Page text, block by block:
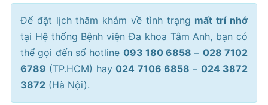
Để đặt lịch thăm khám về tình trạng mất trí nhớ
tại Hệ thống Bệnh viện Đa khoa Tâm Anh, bạn có
thể gọi đến số hotline 093 180 6858 – 028 7102
6789 (TP.HCM) hay024 7106 6858 – 024 3872
3872 (Hà Nội).